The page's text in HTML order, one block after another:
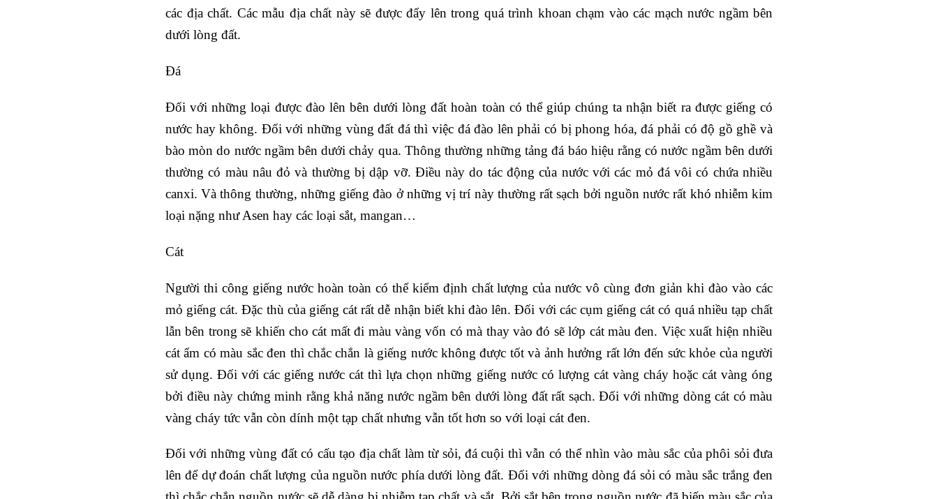
các địa chất. Các mẫu địa chất này sẽ được đẩy lên trong quá trình khoan chạm vào các mạch nước ngầm bên
dưới lòng đất.
Đá
Đối với những loại được đào lên bên dưới lòng đất hoàn toàn có thể giúp chúng ta nhận biết ra được giếng có
nước hay không. Đối với những vùng đất đá thì việc đá đào lên phải có bị phong hóa, đá phải có độ gồ ghề và
bào mòn do nước ngầm bên dưới chảy qua. Thông thường những tảng đá báo hiệu rằng có nước ngầm bên dưới
thường có màu nâu đỏ và thường bị dập vỡ. Điều này do tác động của nước với các mỏ đá vôi có chứa nhiều
canxi. Và thông thường, những giếng đào ở những vị trí này thường rất sạch bởi nguồn nước rất khó nhiễm kim
loại nặng như Asen hay các loại sắt, mangan…
Cát
Người thi công giếng nước hoàn toàn có thể kiểm định chất lượng của nước vô cùng đơn giản khi đào vào các
mỏ giếng cát. Đặc thù của giếng cát rất dễ nhận biết khi đào lên. Đối với các cụm giếng cát có quá nhiều tạp chất
lẫn bên trong sẽ khiến cho cát mất đi màu vàng vốn có mà thay vào đó sẽ lớp cát màu đen. Việc xuất hiện nhiều
cát ẩm có màu sắc đen thì chắc chắn là giếng nước không được tốt và ảnh hưởng rất lớn đến sức khỏe của người
sử dụng. Đối với các giếng nước cát thì lựa chọn những giếng nước có lượng cát vàng cháy hoặc cát vàng óng
bởi điều này chứng minh rằng khả năng nước ngầm bên dưới lòng đất rất sạch. Đối với những dòng cát có màu
vàng cháy tức vẫn còn dính một tạp chất nhưng vẫn tốt hơn so với loại cát đen.
Đối với những vùng đất có cấu tạo địa chất làm từ sỏi, đá cuội thì vẫn có thể nhìn vào màu sắc của phôi sỏi đưa
lên để dự đoán chất lượng của nguồn nước phía dưới lòng đất. Đối với những dòng đá sỏi có màu sắc trắng đen